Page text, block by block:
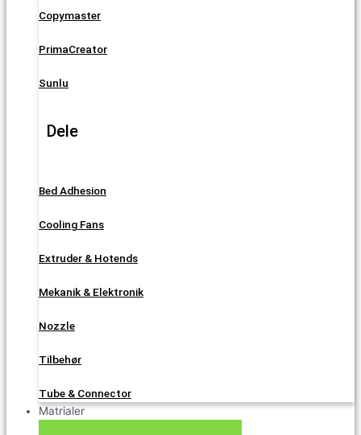
Copymaster
PrimaCreator
Sunlu
Dele
Bed Adhesion
Cooling Fans
Extruder & Hotends
Mekanik & Elektronik
Nozzle
Tilbehør
Tube & Connector
Matrialer